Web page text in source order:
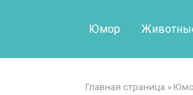
Юмор
Главная страница »